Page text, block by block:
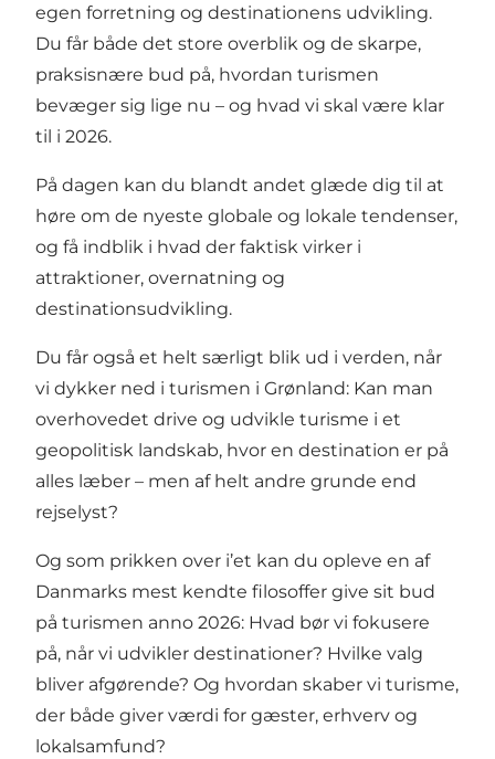
egen forretning og destinationens udvikling.
Du får både det store overblik og de skarpe,
praksisnære bud på, hvordan turismen
bevæger sig lige nu – og hvad vi skal være klar
til i 2026.
På dagen kan du blandt andet glæde dig til at
høre om de nyeste globale og lokale tendenser,
og få indblik i hvad der faktisk virker i
attraktioner, overnatning og
destinationsudvikling.
Du får også et helt særligt blik ud i verden, når
vi dykker ned i turismen i Grønland: Kan man
overhovedet drive og udvikle turisme i et
geopolitisk landskab, hvor en destination er på
alles læber – men af helt andre grunde end
rejselyst?
Og som prikken over i’et kan du opleve en af
Danmarks mest kendte filosoffer give sit bud
på turismen anno 2026: Hvad bør vi fokusere
på, når vi udvikler destinationer? Hvilke valg
bliver afgørende? Og hvordan skaber vi turisme,
der både giver værdi for gæster, erhverv og
lokalsamfund?